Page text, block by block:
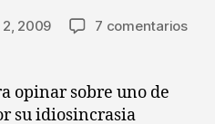
2009 7 comentariosen
opinar sobre uno de
su idiosincrasia